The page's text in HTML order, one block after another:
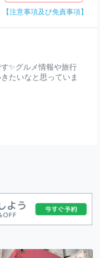
【注意事項及び免責事項】
✨グルメ情報や旅行
たいなと思っていま